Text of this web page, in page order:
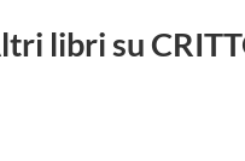
libri su